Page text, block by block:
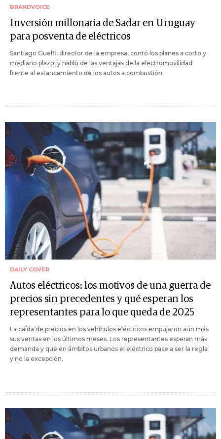
BRANDVOICE
Inversión millonaria de Sadar en Uruguay
para posventa de eléctricos
Santiago Guelfi, director de la empresa, contó los planes a corto y
mediano plazo, y habló de las ventajas de la electromovilidad
frente al estancamiento de los autos a combustión.
DAILY COVER
Autos eléctricos: los motivos de una guerra de
precios sin precedentes y qué esperan los
representantes para lo que queda de 2025
La caída de precios en los vehículos eléctricos empujaron aún más
sus ventas en los últimos meses. Los representantes esperan más
demanda y que en ámbitos urbanos el eléctrico pase a ser la regla
y no la excepción.